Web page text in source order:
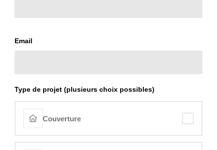
Email
Type de projet (plusieurs choix possibles)
Couverture